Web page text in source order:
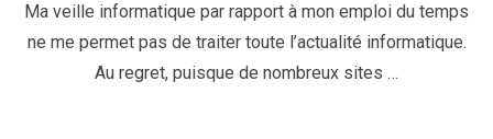
Ma veille informatique par rapport à mon emploi du temps
ne me permet pas de traiter toute l’actualité informatique.
Au regret, puisque de nombreux sites …